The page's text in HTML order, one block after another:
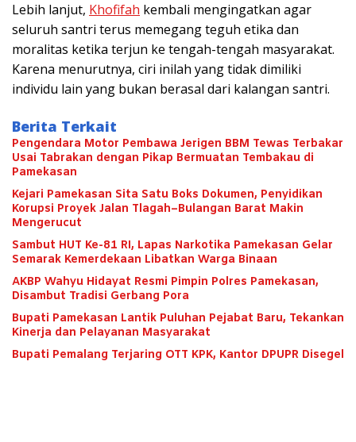
Lebih lanjut, Khofifah kembali mengingatkan agar
seluruh santri terus memegang teguh etika dan
moralitas ketika terjun ke tengah-tengah masyarakat.
Karena menurutnya, ciri inilah yang tidak dimiliki
individu lain yang bukan berasal dari kalangan santri.
Berita Terkait
Pengendara Motor Pembawa Jerigen BBM Tewas Terbakar
Usai Tabrakan dengan Pikap Bermuatan Tembakau di
Pamekasan
Kejari Pamekasan Sita Satu Boks Dokumen, Penyidikan
Korupsi Proyek Jalan Tlagah–Bulangan Barat Makin
Mengerucut
Sambut HUT Ke-81 RI, Lapas Narkotika Pamekasan Gelar
Semarak Kemerdekaan Libatkan Warga Binaan
AKBP Wahyu Hidayat Resmi Pimpin Polres Pamekasan,
Disambut Tradisi Gerbang Pora
Bupati Pamekasan Lantik Puluhan Pejabat Baru, Tekankan
Kinerja dan Pelayanan Masyarakat
Bupati Pemalang Terjaring OTT KPK, Kantor DPUPR Disegel